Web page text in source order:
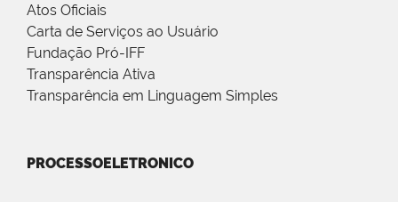
Atos Oficiais
Carta de Serviços ao Usuário
Fundação Pró-IFF
Transparência Ativa
Transparência em Linguagem Simples
PROCESSOELETRONICO